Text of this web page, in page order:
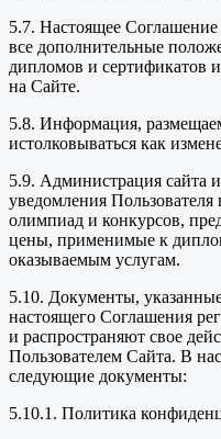
5.7. Настоящее Соглашение
все дополнительные
дипломов и сертификатов
на Сайте.
5.8. Информация,
истолковываться как
5.9. Администрация сайта
уведомления
олимпиад и конкурсов,
цены, применимые к
оказываемым услугам.
5.10. Документы,
настоящего Соглашения
и распространяют свое
Пользователем Сайта. В
следующие документы:
5.10.1. Политика